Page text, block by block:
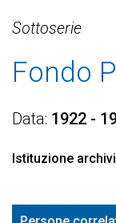
Sottoserie
Fondo
Data 1922 -
Istituzione